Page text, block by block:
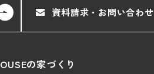
資料請求・お問い合わせ
の家づくり